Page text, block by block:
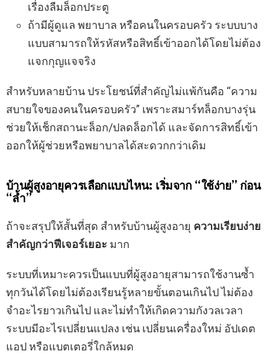
เรื่องลืมล็อกประตู
ถ้ามีผู้ดูแล พยาบาล หรือคนในครอบครัว ระบบบาง
แบบสามารถให้รหัสหรือสิทธิ์เข้าออกได้โดยไม่ต้อง
แจกกุญแจจริง
สำหรับหลายบ้าน ประโยชน์ที่สำคัญไม่แพ้กันคือ “ความ
สบายใจของคนในครอบครัว” เพราะสมาร์ทล็อกบางรุ่น
ช่วยให้เช็กสถานะล็อก/ปลดล็อกได้ และจัดการสิทธิ์เข้า
ออกให้ผู้ช่วยหรือพยาบาลได้สะดวกกว่าเดิม
บ้านผู้สูงอายุควรเลือกแบบไหน: เริ่มจาก “ใช้ง่าย” ก่อน
“ล้ำ”
ถ้าจะสรุปให้สั้นที่สุด สำหรับบ้านผู้สูงอายุ ความเรียบง่าย
สำคัญกว่าฟีเจอร์เยอะ มาก
ระบบที่เหมาะควรเป็นแบบที่ผู้สูงอายุสามารถใช้งานซ้ำ
ทุกวันได้โดยไม่ต้องเรียนรู้หลายขั้นตอนเกินไป ไม่ต้อง
จำอะไรยาวเกินไป และไม่ทำให้เกิดความกังวลเวลา
ระบบมีอะไรเปลี่ยนแปลง เช่น เปลี่ยนเครื่องใหม่ อัปเดต
แอป หรือแบตเตอรี่ใกล้หมด